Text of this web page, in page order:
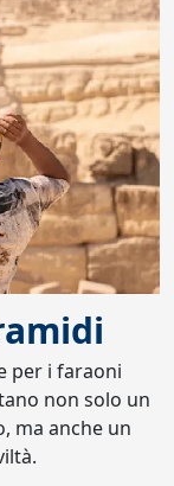
per i faraoni
non solo un
ma anche un